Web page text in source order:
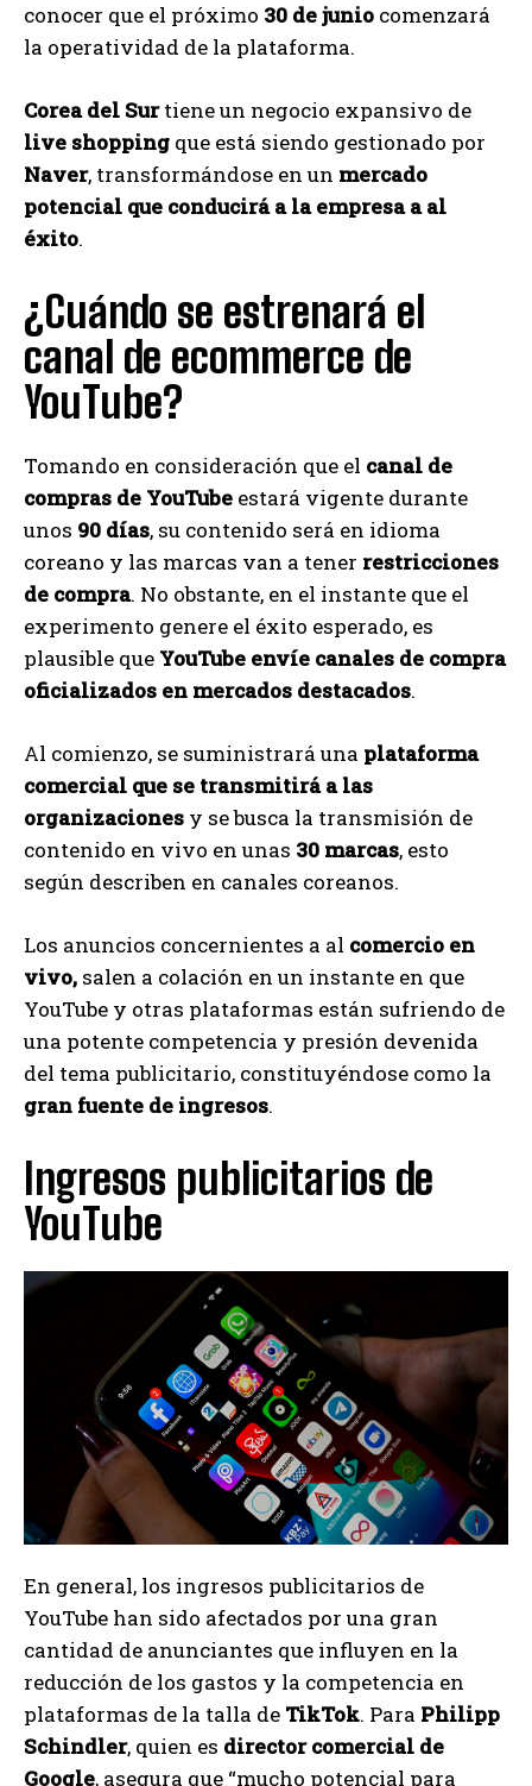
conocer que el próximo 30 de junio comenzará
la operatividad de la plataforma.
Corea del Surtiene un negocio expansivo de
live shopping que está siendo gestionado por
Naver, transformándose en un mercado
potencial que conducirá a la empresa a al
éxito.
¿Cuándo se estrenará el
canal de ecommerce de
YouTube?
Tomando en consideración que el canal de
compras de YouTube estará vigente durante
unos 90 días, su contenido será en idioma
coreano y las marcas van a tener restricciones
de compra. No obstante, en el instante que el
experimento genere el éxito esperado, es
plausible que YouTube envíe canales de compra
oficializados en mercados destacados.
Al comienzo, se suministrará una plataforma
comercial que se transmitirá a las
organizaciones y se busca la transmisión de
contenido en vivo en unas 30 marcas, esto
según describen en canales coreanos.
Los anuncios concernientes a al comercio en
vivo, salen a colación en un instante en que
YouTube y otras plataformas están sufriendo de
una potente competencia y presión devenida
del tema publicitario, constituyéndose como la
gran fuente de ingresos.
Ingresos publicitarios de
YouTube
En general, los ingresos publicitarios de
YouTube han sido afectados por una gran
cantidad de anunciantes que influyen en la
reducción de los gastos y la competencia en
plataformas de la talla de TikTok. Para Philipp
Schindler, quien es director comercial de
Google, asegura que “mucho potencial para